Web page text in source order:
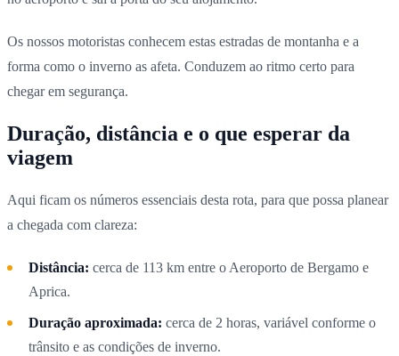
Os nossos motoristas conhecem estas estradas de montanha e a
forma como o inverno as afeta. Conduzem ao ritmo certo para
chegar em segurança.
Duração, distância e o que esperar da
viagem
Aqui ficam os números essenciais desta rota, para que possa planear
a chegada com clareza:
Distância: cerca de 113 km entre o Aeroporto de Bergamo e
Aprica.
Duração aproximada: cerca de 2 horas, variável conforme o
trânsito e as condições de inverno.